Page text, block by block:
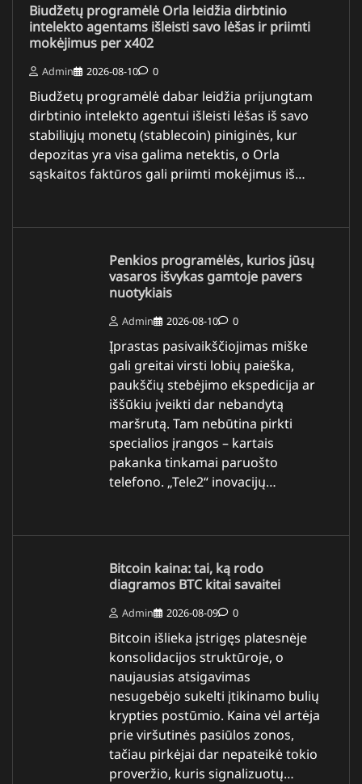
Biudžetų programėlė Orla leidžia dirbtinio
intelekto agentams išleisti savo lėšas ir priimti
mokėjimus per x402
Admin 2026-08-10 0
Biudžetų programėlė dabar leidžia prijungtam
dirbtinio intelekto agentui išleisti lėšas iš savo
stabiliųjų monetų (stablecoin) piniginės, kur
depozitas yra visa galima netektis, o Orla
sąskaitos faktūros gali priimti mokėjimus iš…
Penkios programėlės, kurios jūsų
vasaros išvykas gamtoje pavers
nuotykiais
Admin 2026-08-10 0
Įprastas pasivaikščiojimas miške
gali greitai virsti lobių paieška,
paukščių stebėjimo ekspedicija ar
iššūkiu įveikti dar nebandytą
maršrutą. Tam nebūtina pirkti
specialios įrangos – kartais
pakanka tinkamai paruošto
telefono. „Tele2“ inovacijų…
Bitcoin kaina: tai, ką rodo
diagramos BTC kitai savaitei
Admin 2026-08-09 0
Bitcoin išlieka įstrigęs platesnėje
konsolidacijos struktūroje, o
naujausias atsigavimas
nesugebėjo sukelti įtikinamo bulių
krypties postūmio. Kaina vėl artėja
prie viršutinės pasiūlos zonos,
tačiau pirkėjai dar nepateikė tokio
proveržio, kuris signalizuotų…